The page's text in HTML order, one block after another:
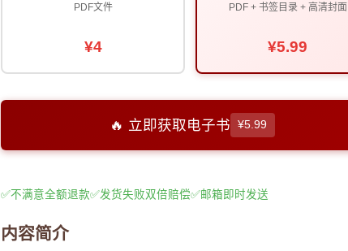
PDF文件
¥4
PDF + 书签目录 + 高清封面
¥5.99
🔥 立即获取电子书 ¥5.99
✅不满意全额退款✅发货失败双倍赔偿✅邮箱即时发送
内容简介